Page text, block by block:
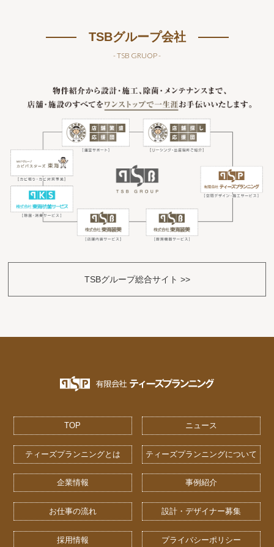
TSBグループ会社
- TSB GRUOP -
TSBグループ総合サイト >>
TOP ニュース
ティーズプランニングとは ティーズプランニングについて
企業情報 事例紹介
お仕事の流れ 設計・デザイナー募集
採用情報 プライバシーポリシー